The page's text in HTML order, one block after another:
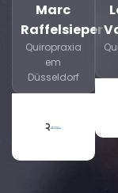
Marc
Raffelsieper
Quiropraxia
em
Düsseldorf